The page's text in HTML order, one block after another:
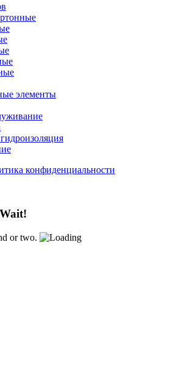
элементы
конфиденциальности
or two.